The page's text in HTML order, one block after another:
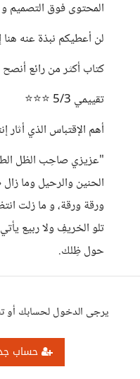
المحتوى فوق التصميم و
لن أعطيكم نبذة عنه هنا
كتاب أكثر من رائع أنصح
تقييمي 5/3 ⭐⭐⭐
أهم الإقتباس الذي أثار
"‏عزيزي صاحِب الظل
الحنين والرحيل وما
ورقة ورقة، و ما زلت
تلو الخريفِ ولا ربيع
حول ظِلك.
يرجى الدخول لحسابك أو
حساب